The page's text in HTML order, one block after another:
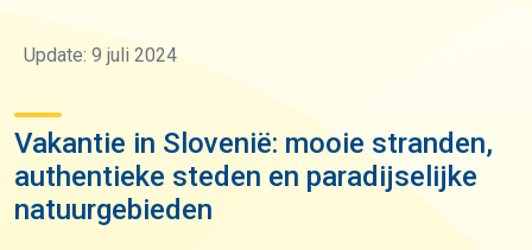
Update: 9 juli 2024
Vakantie in Slovenië: mooie stranden,
authentieke steden en paradijselijke
natuurgebieden